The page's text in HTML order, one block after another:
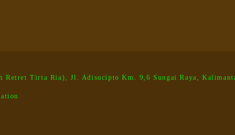
Retret Tirta Ria), Jl. Adisucipto Km. 9,6 Sungai Raya,